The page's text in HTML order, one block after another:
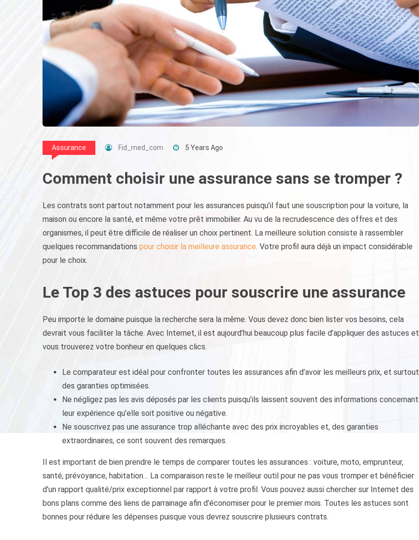
Assurance Fid_med_com 5 Years Ago
Comment choisir une assurance sans se tromper ?
Les contrats sont partout notamment pour les assurances puisqu’il faut une souscription pour la voiture, la
maison ou encore la santé, et même votre prêt immobilier. Au vu de la recrudescence des offres et des
organismes, il peut être difficile de réaliser un choix pertinent. La meilleure solution consiste à rassembler
quelques recommandations pour choisir la meilleure assurance. Votre profil aura déjà un impact considérable
pour le choix.
Le Top 3 des astuces pour souscrire une assurance
Peu importe le domaine puisque la recherche sera la même. Vous devez donc bien lister vos besoins, cela
devrait vous faciliter la tâche. Avec Internet, il est aujourd’hui beaucoup plus facile d’appliquer des astuces et
vous trouverez votre bonheur en quelques clics.
Le comparateur est idéal pour confronter toutes les assurances afin d’avoir les meilleurs prix, et surtout
des garanties optimisées.
Ne négligez pas les avis déposés par les clients puisqu’ils laissent souvent des informations concernant
leur expérience qu’elle soit positive ou négative.
Ne souscrivez pas une assurance trop alléchante avec des prix incroyables et, des garanties
extraordinaires, ce sont souvent des remarques.
Il est important de bien prendre le temps de comparer toutes les assurances : voiture, moto, emprunteur,
santé, prévoyance, habitation… La comparaison reste le meilleur outil pour ne pas vous tromper et bénéficier
d’un rapport qualité/prix exceptionnel par rapport à votre profil. Vous pouvez aussi chercher sur Internet des
bons plans comme des liens de parrainage afin d’économiser pour le premier mois. Toutes les astuces sont
bonnes pour réduire les dépenses puisque vous devrez souscrire plusieurs contrats.